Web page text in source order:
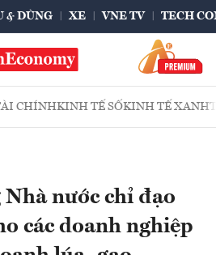
& DÙNG XE VNE TV TECH
CHÍNHKINH TẾ SỐKINH TẾ XANH
Nhà nước chỉ đạo
các doanh nghiệp